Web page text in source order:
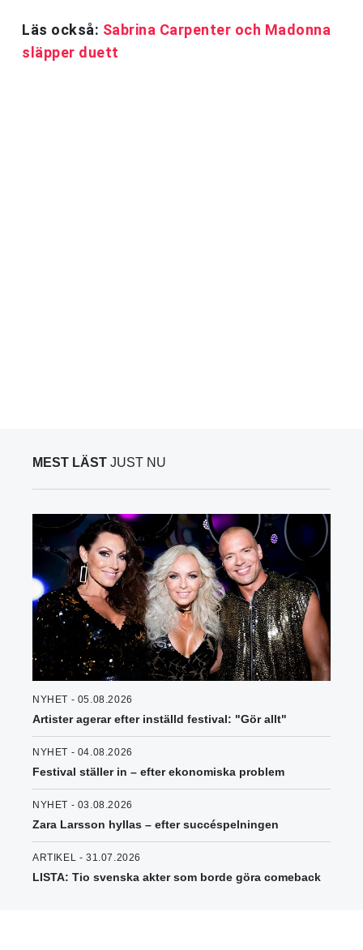
Läs också: Sabrina Carpenter och Madonna
släpper duett
MEST LÄST JUST NU
NYHET - 05.08.2026
Artister agerar efter inställd festival: "Gör allt"
NYHET - 04.08.2026
Festival ställer in – efter ekonomiska problem
NYHET - 03.08.2026
Zara Larsson hyllas – efter succéspelningen
ARTIKEL - 31.07.2026
LISTA: Tio svenska akter som borde göra comeback